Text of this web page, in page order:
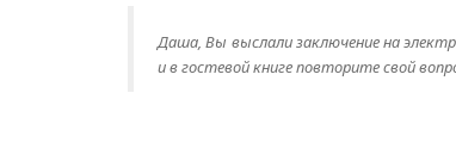
Даша, Вы выслали заключение на
и в гостевой книге повторите свой